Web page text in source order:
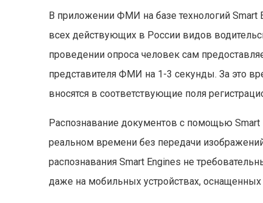
В приложении ФМИ на базе технологий Smart
всех действующих в России видов
проведении опроса человек сам
представителя ФМИ на 1-3 секунды. За это
вносятся в соответствующие поля
Распознавание документов с помощью Smart
реальном времени без передачи
распознавания Smart Engines не
даже на мобильных устройствах,